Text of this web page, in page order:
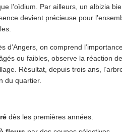
l’oïdium. Par ailleurs, un albizia
devient précieuse pour
d’Angers, on comprend
ou faibles, observe la réaction
Résultat, depuis trois ans,
du quartier.
dès les premières années.